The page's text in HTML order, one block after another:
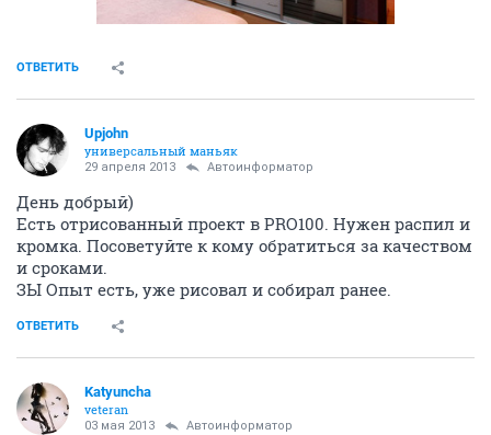
ОТВЕТИТЬ
Upjohn
универсальный маньяк
29 апреля 2013 Автоинформатор
День добрый)
Есть отрисованный проект в PRO100. Нужен распил и
кромка. Посоветуйте к кому обратиться за качеством
и сроками.
ЗЫ Опыт есть, уже рисовал и собирал ранее.
ОТВЕТИТЬ
Katyuncha
veteran
03 мая 2013 Автоинформатор